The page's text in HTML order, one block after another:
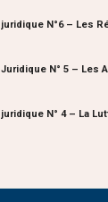
N°6 – Les
N° 5 – Les
N° 4 – La